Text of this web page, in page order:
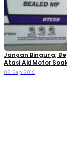
Jangan Bingung,
Atasi Aki Motor
06 Sep 2019